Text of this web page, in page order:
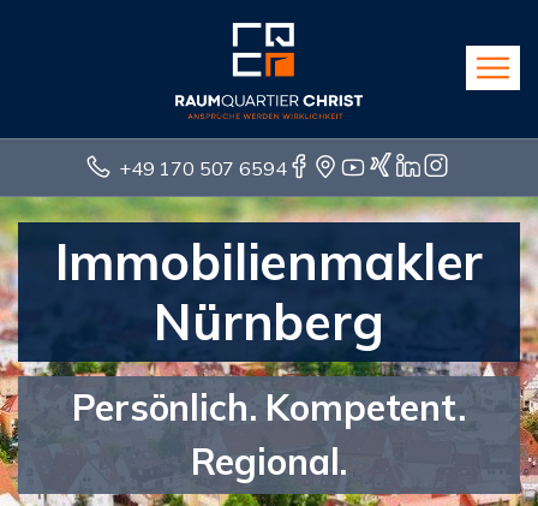
+49 170 507 6594
Immobilienmakler
Nürnberg
Persönlich. Kompetent.
Regional.